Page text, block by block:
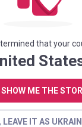
that your
SHOW ME THE
LEAVE IT AS